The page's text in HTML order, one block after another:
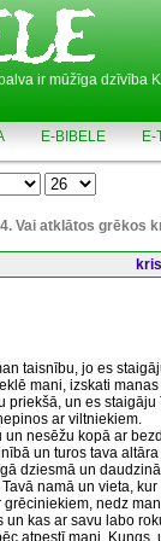
ir mūžīga dzīvība
E-BIBELE E-
Vai atklātos grēkos
taisnību, jo es
mani, izskati
priekšā, un es staigāju
ar viltniekiem.
nesēžu kopā ar
un turos tava
dziesmā un
namā un vieta,
nedz
un kas ar savu labo
atpestī mani, Kungs,